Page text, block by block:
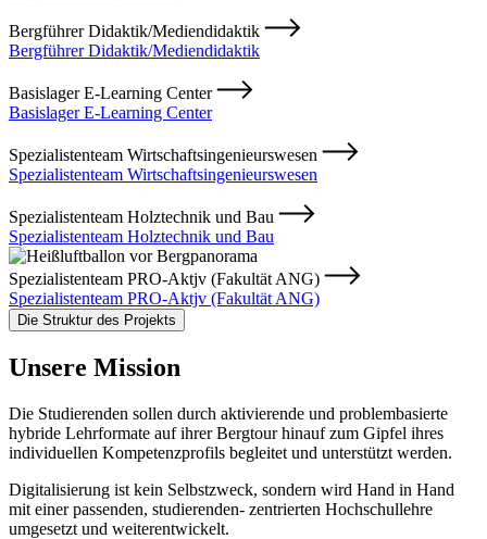
Bergführer Didaktik/Mediendidaktik
Bergführer Didaktik/Mediendidaktik
Basislager E-Learning Center
Basislager E-Learning Center
Spezialistenteam Wirtschaftsingenieurswesen
Spezialistenteam Wirtschaftsingenieurswesen
Spezialistenteam Holztechnik und Bau
Spezialistenteam Holztechnik und Bau
Spezialistenteam PRO-Aktjv (Fakultät ANG)
Spezialistenteam PRO-Aktjv (Fakultät ANG)
Die Struktur des Projekts
Unsere Mission
Die Studierenden sollen durch aktivierende und problembasierte
hybride Lehrformate auf ihrer Bergtour hinauf zum Gipfel ihres
individuellen Kompetenzprofils begleitet und unterstützt werden.
Digitalisierung ist kein Selbstzweck, sondern wird Hand in Hand
mit einer passenden, studierenden- zentrierten Hochschullehre
umgesetzt und weiterentwickelt.